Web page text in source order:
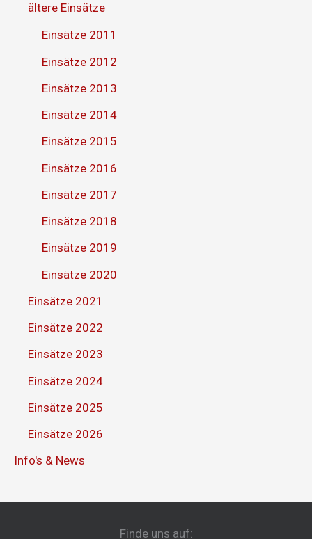
ältere Einsätze
Einsätze 2011
Einsätze 2012
Einsätze 2013
Einsätze 2014
Einsätze 2015
Einsätze 2016
Einsätze 2017
Einsätze 2018
Einsätze 2019
Einsätze 2020
Einsätze 2021
Einsätze 2022
Einsätze 2023
Einsätze 2024
Einsätze 2025
Einsätze 2026
Info's & News
Finde uns auf: